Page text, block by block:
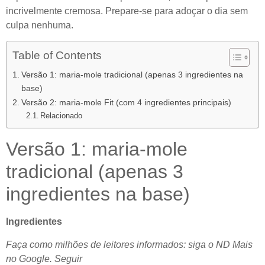
incrivelmente cremosa. Prepare-se para adoçar o dia sem
culpa nenhuma.
Table of Contents
Versão 1: maria-mole tradicional (apenas 3 ingredientes na
base)
Versão 2: maria-mole Fit (com 4 ingredientes principais)
Relacionado
Versão 1: maria-mole
tradicional (apenas 3
ingredientes na base)
Ingredientes
Faça como milhões de leitores informados: siga o ND Mais
no Google. Seguir